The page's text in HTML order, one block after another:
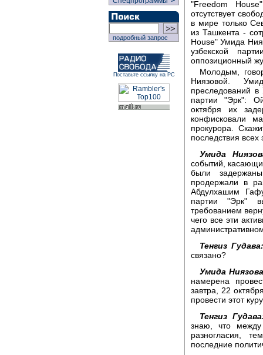
подробный запрос
Поставьте ссылку на РС
"Freedom
отсутствует
в мире только
из Ташкента -
House" Умида
узбекской
оппозиционный
Молодым,
Ниязовой.
преследований в
партии "Эрк":
октября их
конфисковали
прокурора.
последствия всех
Умида
событий,
были
продержали в
Абдулхашим
партии "Эрк"
требованием
чего все эти
Тенгиз Гудава:
связано?
Умида
намерена
завтра, 22
провести этот
Тенгиз
знаю, что
разногласия,
последние